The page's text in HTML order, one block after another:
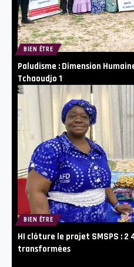
BIEN ÊTRE
Paludisme : Dimension
Tchaoudjo 1
BIEN ÊTRE
HI clôture le projet SMSPS : 2
transformées